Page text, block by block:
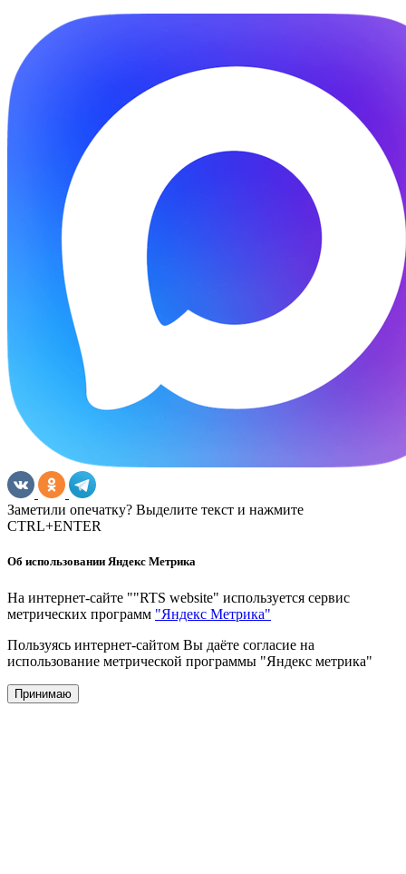
Заметили опечатку? Выделите текст и нажмите
CTRL+ENTER
Об использовании Яндекс Метрика
На интернет-сайте ""RTS website" используется сервис
метрических программ "Яндекс Метрика"
Пользуясь интернет-сайтом Вы даёте согласие на
использование метрической программы "Яндекс метрика"
Принимаю